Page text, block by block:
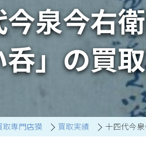
買取
工
泉今右
」の買
取専門店獏 買取実績 十四代今